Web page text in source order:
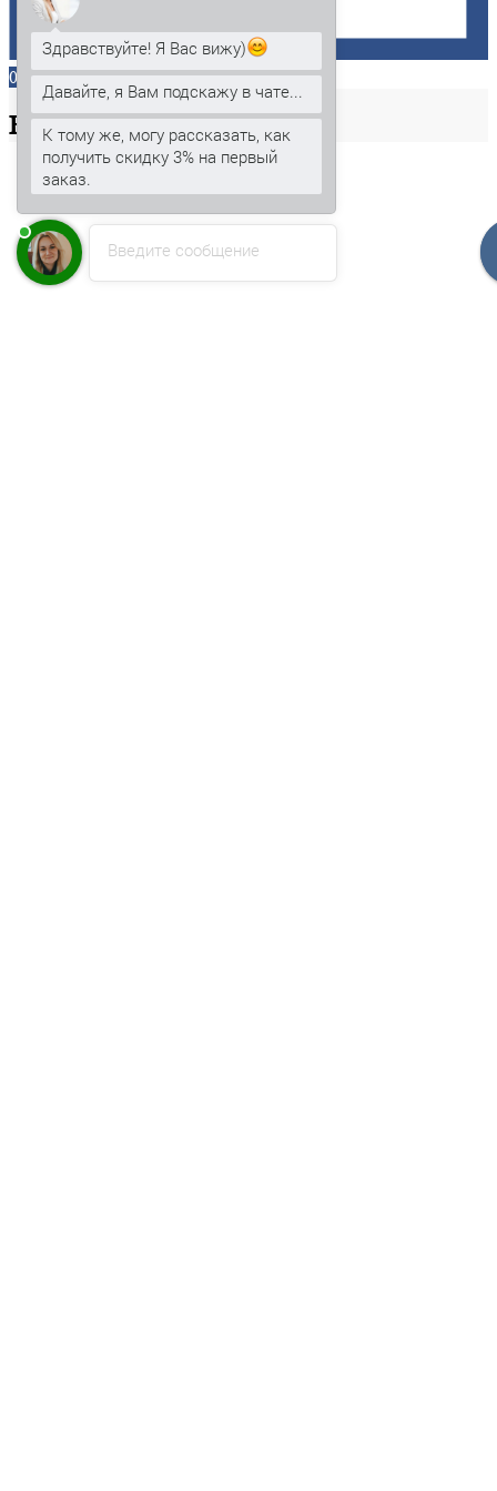
0
Вашакорзина
Введите сообщение
Здравствуйте! Я Вас вижу)
Давайте, я Вам подскажу в чате...
К тому же, могу рассказать, как
получить скидку 3% на первый
заказ.